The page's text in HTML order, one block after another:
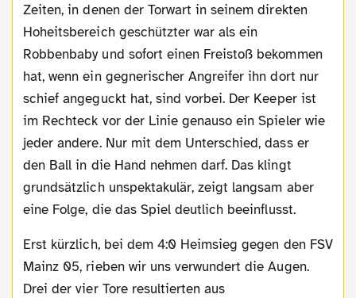
Zeiten, in denen der Torwart in seinem direkten
Hoheitsbereich geschützter war als ein
Robbenbaby und sofort einen Freistoß bekommen
hat, wenn ein gegnerischer Angreifer ihn dort nur
schief angeguckt hat, sind vorbei. Der Keeper ist
im Rechteck vor der Linie genauso ein Spieler wie
jeder andere. Nur mit dem Unterschied, dass er
den Ball in die Hand nehmen darf. Das klingt
grundsätzlich unspektakulär, zeigt langsam aber
eine Folge, die das Spiel deutlich beeinflusst.
Erst kürzlich, bei dem 4:0 Heimsieg gegen den FSV
Mainz 05, rieben wir uns verwundert die Augen.
Drei der vier Tore resultierten aus